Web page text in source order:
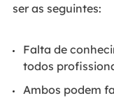
ser as seguintes:
Falta de
todos
Ambos podem